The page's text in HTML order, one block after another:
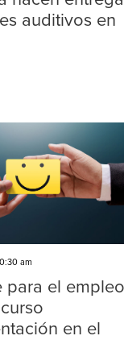
auditivos en
am
para el empleo
en el